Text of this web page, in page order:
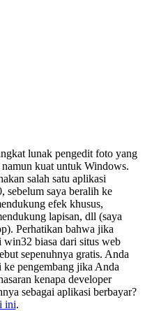
lunak pengedit foto yang
kuat untuk Windows.
salah satu aplikasi
sebelum saya beralih ke
efek khusus,
lapisan, dll (saya
Perhatikan bahwa jika
biasa dari situs web
sepenuhnya gratis. Anda
pengembang jika Anda
kenapa developer
sebagai aplikasi berbayar?
ini.